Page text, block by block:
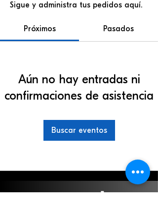
Sigue y administra tus pedidos aquí.
Próximos Pasados
Aún no hay entradas ni
confirmaciones de asistencia
Buscar eventos